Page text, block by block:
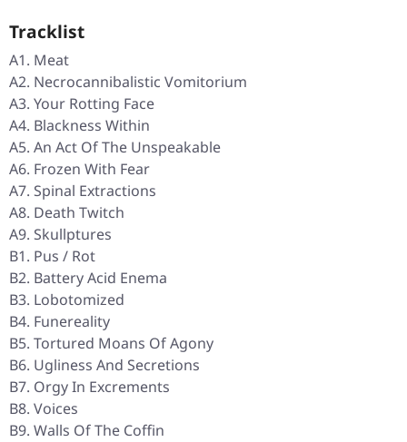
Tracklist
A1. Meat
A2. Necrocannibalistic Vomitorium
A3. Your Rotting Face
A4. Blackness Within
A5. An Act Of The Unspeakable
A6. Frozen With Fear
A7. Spinal Extractions
A8. Death Twitch
A9. Skullptures
B1. Pus / Rot
B2. Battery Acid Enema
B3. Lobotomized
B4. Funereality
B5. Tortured Moans Of Agony
B6. Ugliness And Secretions
B7. Orgy In Excrements
B8. Voices
B9. Walls Of The Coffin